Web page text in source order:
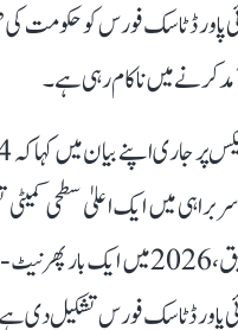
پاورڈ ٹاسک فورس کو حکومت
کرنے میں ناکام رہی ہے۔
میں ایک اعلیٰ سطحی کمیٹی
لیے سفارشات پیش کی جا سکیں۔ ان
پاورڈ ٹاسک فورس تشکیل دی